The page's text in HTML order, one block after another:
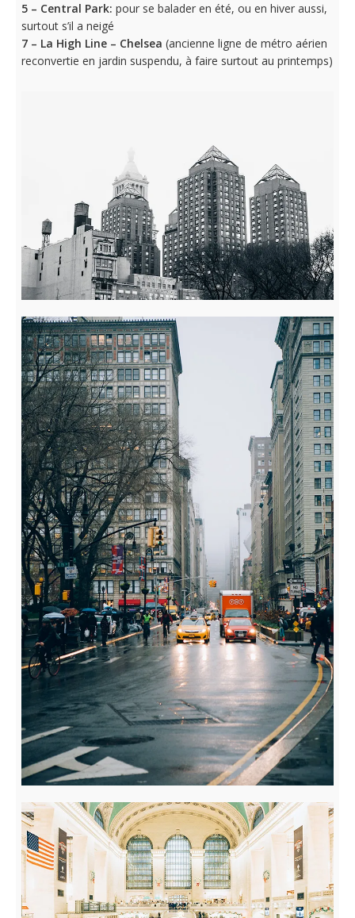
5 – Central Park: pour se balader en été, ou en hiver aussi,
surtout s’il a neigé
7 – La High Line – Chelsea (ancienne ligne de métro aérien
reconvertie en jardin suspendu, à faire surtout au printemps)